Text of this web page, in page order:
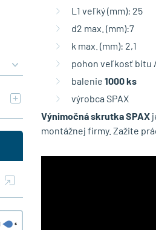
L1 veľký (mm): 25
d2 max. (mm):7
k max. (mm): 2,1
pohon veľkosť bitu
balenie 1000 ks
výrobca SPAX
Výnimočná skrutka SPAX
montážnej firmy. Zažite